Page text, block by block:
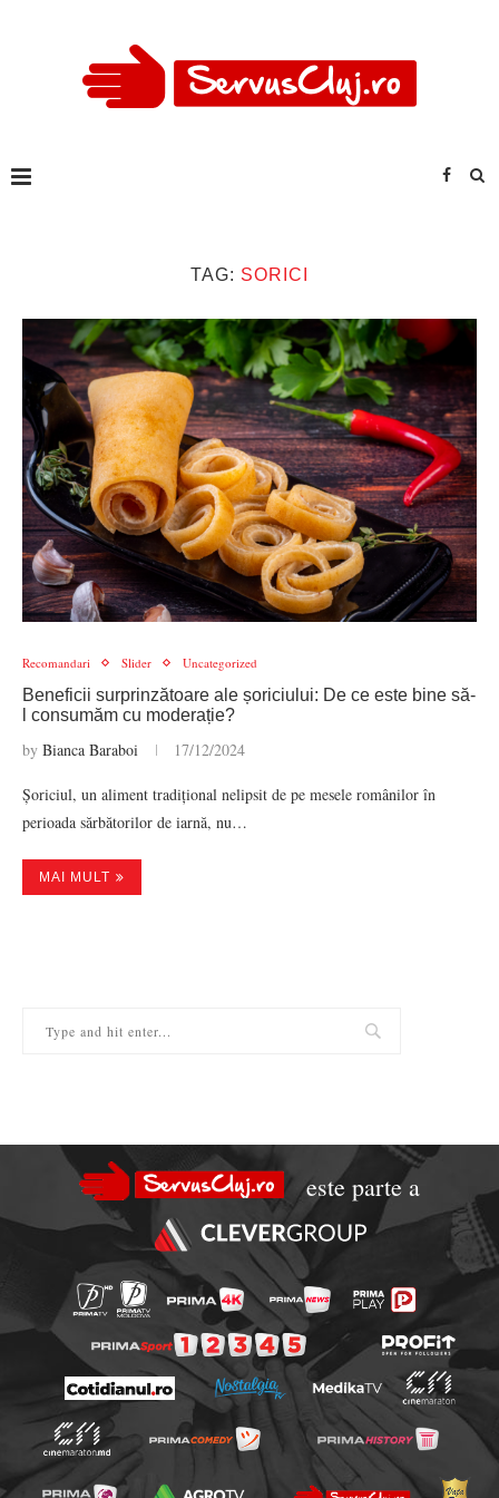
TAG: SORICI
Recomandari Slider Uncategorized
Beneficii surprinzătoare ale șoriciului: De ce este bine să-
l consumăm cu moderație?
by Bianca Baraboi 17/12/2024
Șoriciul, un aliment tradițional nelipsit de pe mesele românilor în
perioada sărbătorilor de iarnă, nu…
MAI MULT
este parte a